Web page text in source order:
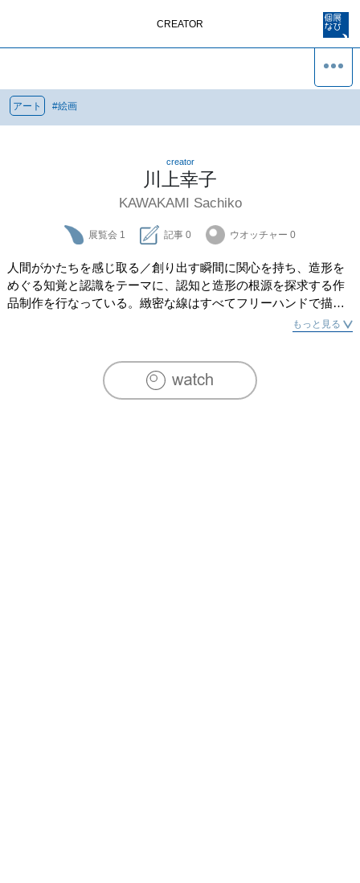
CREATOR
アート #絵画
creator
川上幸子
KAWAKAMI Sachiko
展覧会 1 記事 0 ウオッチャー 0
人間がかたちを感じ取る／創り出す瞬間に関心を持ち、造形を
めぐる知覚と認識をテーマに、認知と造形の根源を探求する作
品制作を行なっている。緻密な線はすべてフリーハンドで描か
れており、無機質なようでありながら生き物のようなうねりも
もっと見る